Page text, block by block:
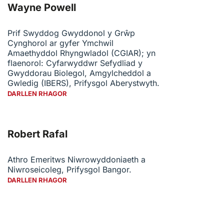
Wayne Powell
Prif Swyddog Gwyddonol y Grŵp
Cynghorol ar gyfer Ymchwil
Amaethyddol Rhyngwladol (CGIAR); yn
flaenorol: Cyfarwyddwr Sefydliad y
Gwyddorau Biolegol, Amgylcheddol a
Gwledig (IBERS), Prifysgol Aberystwyth.
DARLLEN RHAGOR
Robert Rafal
Athro Emeritws Niwrowyddoniaeth a
Niwroseicoleg, Prifysgol Bangor.
DARLLEN RHAGOR